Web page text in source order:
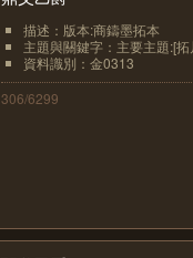
描述：版本:商鑄墨拓本
主題與關鍵字：主要主題:[
資料識別：金0313
306/6299